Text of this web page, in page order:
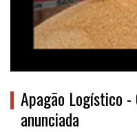
Apagão Logístico
anunciada